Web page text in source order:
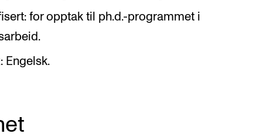
for opptak til ph.d.-programmet i
: Engelsk.